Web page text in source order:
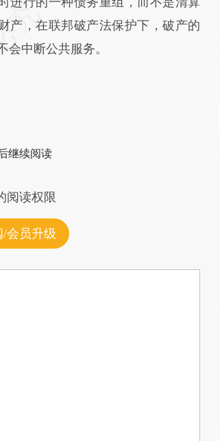
产，在联邦破产法保护下，破产的
会中断公共服务。
继续阅读
阅读权限
/会员升级